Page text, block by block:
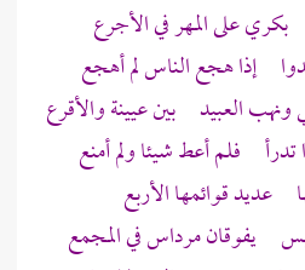
بكري على المهر في الأجرع
إذا هجع الناس لم أهجع
ونهب العبيد بينعيينةوالأقرع
فلم أعط شيئا ولم أمنع
عديد قوائمها الأربع
يفوقان مرداس في المجمع